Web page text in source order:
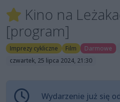
Kino na
[program]
Imprezy cykliczne Film Darmowe
czwartek, 25 lipca 2024, 21:30
Wydarzenie już się